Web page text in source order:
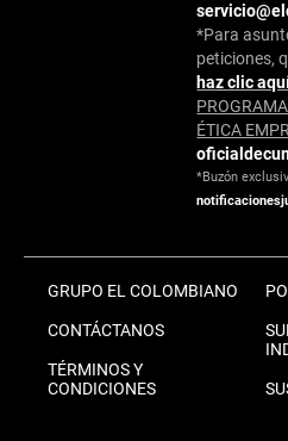
*Para
peticiones,
haz clic
ÉTICA
*Buzón
GRUPO EL COLOMBIANO
CONTÁCTANOS
TÉRMINOS Y
CONDICIONES